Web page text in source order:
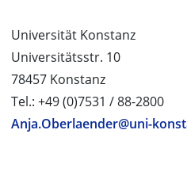
Universität Konstanz
Universitätsstr. 10
78457 Konstanz
Tel.: +49 (0)7531 / 88-2800
Anja.Oberlaender@uni-